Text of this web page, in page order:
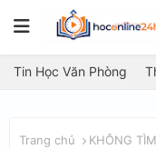
Tin Học Văn Phòng
Trang chủ KHÔNG